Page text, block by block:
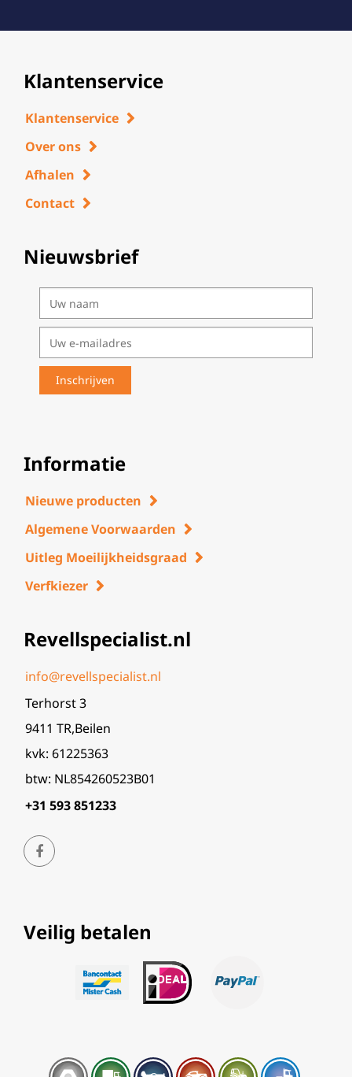
Klantenservice
Klantenservice
Over ons
Afhalen
Contact
Nieuwsbrief
Informatie
Nieuwe producten
Algemene Voorwaarden
Uitleg Moeilijkheidsgraad
Verfkiezer
Revellspecialist.nl
info@revellspecialist.nl
Terhorst 3
9411 TR,Beilen
kvk: 61225363
btw: NL854260523B01
+31 593 851233
Veilig betalen